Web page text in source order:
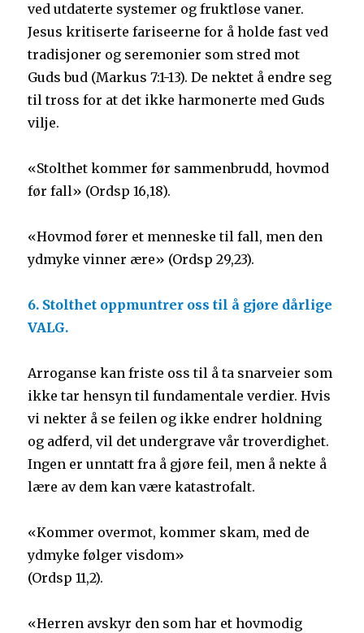
ved utdaterte systemer og fruktløse vaner.
Jesus kritiserte fariseerne for å holde fast ved
tradisjoner og seremonier som stred mot
Guds bud (Markus 7:1-13). De nektet å endre seg
til tross for at det ikke harmonerte med Guds
vilje.
«Stolthet kommer før sammenbrudd, hovmod
før fall» (Ordsp 16,18).
«Hovmod fører et menneske til fall, men den
ydmyke vinner ære» (Ordsp 29,23).
6. Stolthet oppmuntrer oss til å gjøre dårlige
VALG.
Arroganse kan friste oss til å ta snarveier som
ikke tar hensyn til fundamentale verdier. Hvis
vi nekter å se feilen og ikke endrer holdning
og adferd, vil det undergrave vår troverdighet.
Ingen er unntatt fra å gjøre feil, men å nekte å
lære av dem kan være katastrofalt.
«Kommer overmot, kommer skam, med de
ydmyke følger visdom»
(Ordsp 11,2).
«Herren avskyr den som har et hovmodig